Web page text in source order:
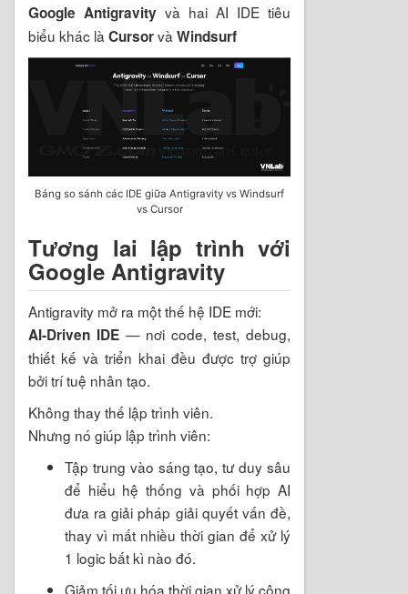
Google Antigravity và hai AI IDE tiêu
biểu khác là Cursorvà Windsurf
Bảng so sánh các IDE giữa Antigravity vs Windsurf
vs Cursor
Tương lai lập trình với
Google Antigravity
Antigravity mở ra một thế hệ IDE mới:
AI-Driven IDE — nơi code, test, debug,
thiết kế và triển khai đều được trợ giúp
bởi trí tuệ nhân tạo.
Không thay thế lập trình viên.
Nhưng nó giúp lập trình viên:
Tập trung vào sáng tạo, tư duy sâu
để hiểu hệ thống và phối hợp AI
đưa ra giải pháp giải quyết vấn đề,
thay vì mất nhiều thời gian để xử lý
1 logic bất kì nào đó.
Giảm tối ưu hóa thời gian xử lý công